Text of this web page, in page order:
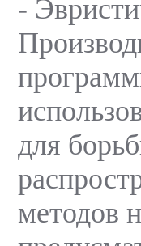
-
для
методов